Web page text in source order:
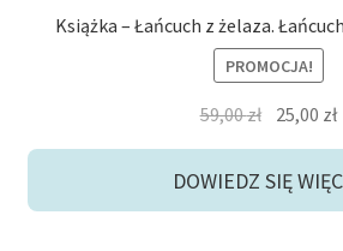
Książka – Łańcuch z żelaza.
PROMOCJA!
59,00zł Pierwotna
cena
wynosiła:
25,00 zł
DOWIEDZ SIĘ